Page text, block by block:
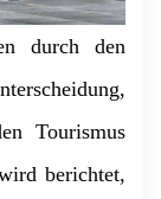
durch den
Tourismus
berichtet,